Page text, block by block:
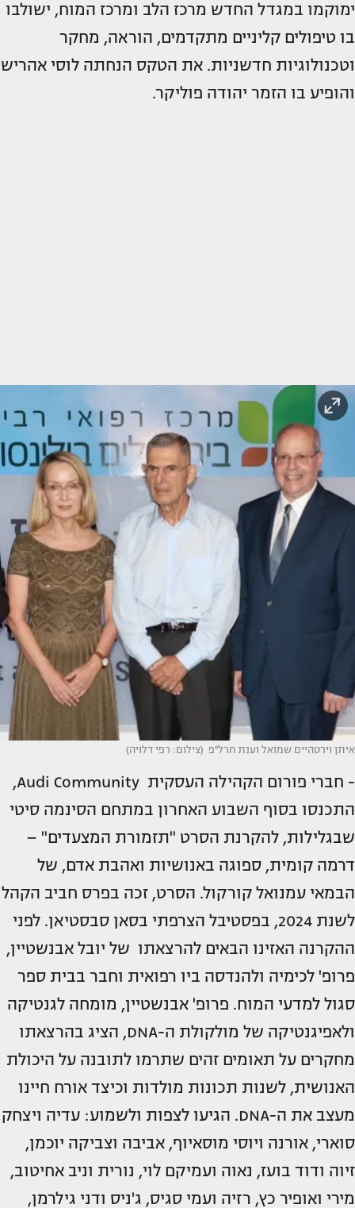
ימוקמו במגדל החדש מרכז הלב ומרכז המוח, ישולבו
בו טיפולים קליניים מתקדמים, הוראה, מחקר
וטכנולוגיות חדשניות. את הטקס הנחתה לוסי אהריש
והופיע בו הזמר יהודה פוליקר.
איתן וירטהיים שמואל וענת חרל''פ (צילום: רפי דלויה)
- חברי פורום הקהילה העסקית Audi Community,
התכנסו בסוף השבוע האחרון במתחם הסינמה סיטי
שבגלילות, להקרנת הסרט "תזמורת המצעדים" –
דרמה קומית, ספוגה באנושיות ואהבת אדם, של
הבמאי עמנואל קורקול. הסרט, זכה בפרס חביב הקהל
לשנת 2024, בפסטיבל הצרפתי בסאן סבסטיאן. לפני
ההקרנה האזינו הבאים להרצאתו של יובל אבנשטיין,
פרופ' לכימיה ולהנדסה ביו רפואית וחבר בבית ספר
סגול למדעי המוח. פרופ' אבנשטיין, מומחה לגנטיקה
ולאפיגנטיקה של מולקולת ה-DNA, הציג בהרצאתו
מחקרים על תאומים זהים שתרמו לתובנה על היכולת
האנושית, לשנות תכונות מולדות וכיצד אורח חיינו
מעצב את ה-DNA. הגיעו לצפות ולשמוע: עדיה ויצחק
סוארי, אורנה ויוסי מוסאיוף, אביבה וצביקה יוכמן,
זיוה ודוד בועז, נאוה ועמיקם לוי, נורית וניב אחיטוב,
מירי ואופיר כץ, רזיה ועמי סגיס, ג'ניס ודני גילרמן,